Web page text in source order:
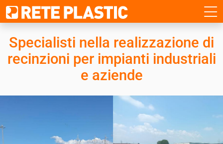
Specialisti nella realizzazione di
recinzioni per impianti industriali
e aziende